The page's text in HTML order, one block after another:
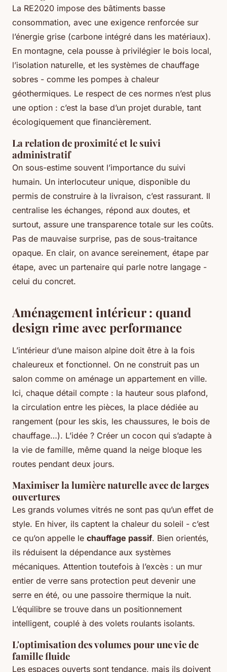
La RE2020 impose des bâtiments basse
consommation, avec une exigence renforcée sur
l’énergie grise (carbone intégré dans les matériaux).
En montagne, cela pousse à privilégier le bois local,
l’isolation naturelle, et les systèmes de chauffage
sobres - comme les pompes à chaleur
géothermiques. Le respect de ces normes n’est plus
une option : c’est la base d’un projet durable, tant
écologiquement que financièrement.
La relation de proximité et le suivi
administratif
On sous-estime souvent l’importance du suivi
humain. Un interlocuteur unique, disponible du
permis de construire à la livraison, c’est rassurant. Il
centralise les échanges, répond aux doutes, et
surtout, assure une transparence totale sur les coûts.
Pas de mauvaise surprise, pas de sous-traitance
opaque. En clair, on avance sereinement, étape par
étape, avec un partenaire qui parle notre langage -
celui du concret.
Aménagement intérieur : quand
design rime avec performance
L’intérieur d’une maison alpine doit être à la fois
chaleureux et fonctionnel. On ne construit pas un
salon comme on aménage un appartement en ville.
Ici, chaque détail compte : la hauteur sous plafond,
la circulation entre les pièces, la place dédiée au
rangement (pour les skis, les chaussures, le bois de
chauffage…). L’idée ? Créer un cocon qui s’adapte à
la vie de famille, même quand la neige bloque les
routes pendant deux jours.
Maximiser la lumière naturelle avec de larges
ouvertures
Les grands volumes vitrés ne sont pas qu’un effet de
style. En hiver, ils captent la chaleur du soleil - c’est
ce qu’on appelle le chauffage passif. Bien orientés,
ils réduisent la dépendance aux systèmes
mécaniques. Attention toutefois à l’excès : un mur
entier de verre sans protection peut devenir une
serre en été, ou une passoire thermique la nuit.
L’équilibre se trouve dans un positionnement
intelligent, couplé à des volets roulants isolants.
L'optimisation des volumes pour une vie de
famille fluide
Les espaces ouverts sont tendance, mais ils doivent